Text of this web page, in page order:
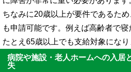
ちなみに20歳以上が要件であるた
も申請可能です。例えば高齢者で寝
たとえ65歳以上でも支給対象になり
病院や施設・老人ホームへの入居
失